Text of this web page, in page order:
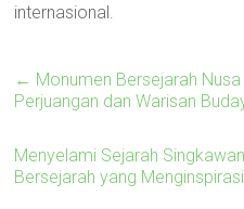
internasional.
← Monumen Bersejarah
Perjuangan dan Warisan
Menyelami Sejarah
Bersejarah yang Menginspirasi